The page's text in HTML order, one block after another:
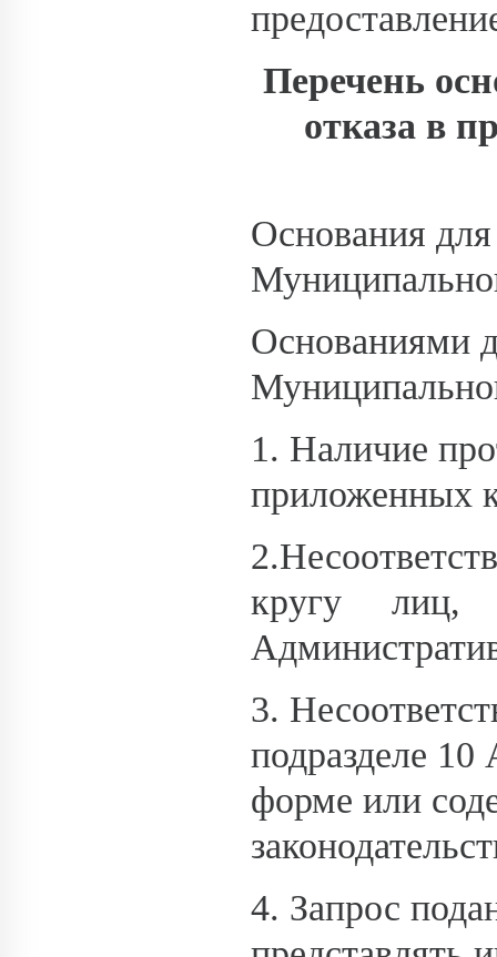
Перечень
отказа в
Основания
Основаниями
1. Наличие
приложенных
кругу лиц,
3.
подразделе 10
форме или
4. Запрос